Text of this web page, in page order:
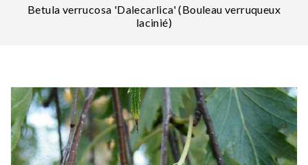
Betula verrucosa 'Dalecarlica' (Bouleau verruqueux
lacinié)